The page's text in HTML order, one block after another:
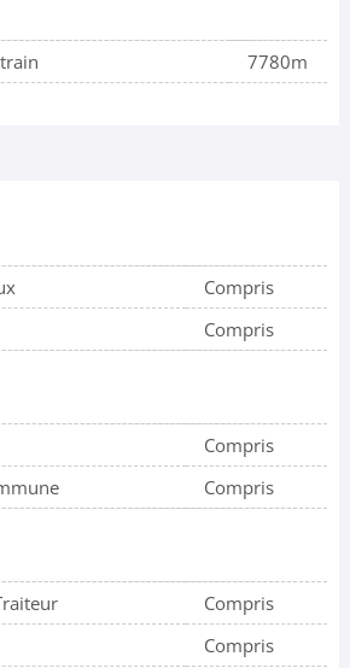
7780m
Compris
Compris
Compris
Compris
Compris
Compris